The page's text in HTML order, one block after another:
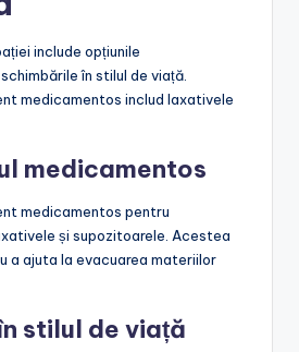
include opțiunile
în stilul de viață.
medicamentos includ laxativele
medicamentos
medicamentos pentru
și supozitoarele. Acestea
a ajuta la evacuarea materiilor
stilul de viață